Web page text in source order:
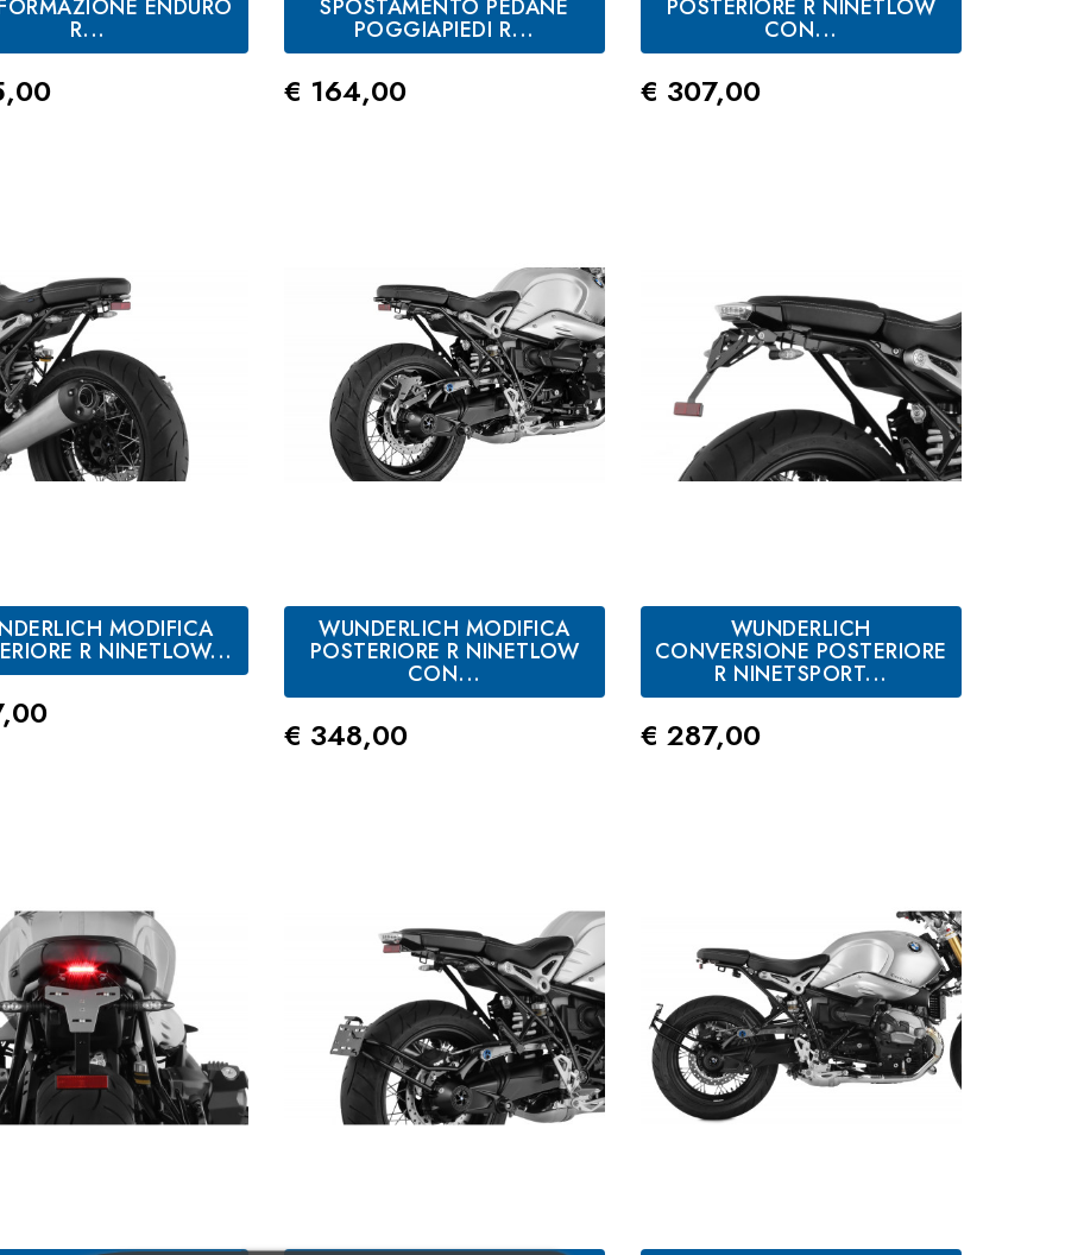
ENDURO
R...
SPOSTAMENTO PEDANE
POGGIAPIEDI R...
Prezzo
€ 164,00
POSTERIORE R NINETLOW
CON...
Prezzo
€ 307,00
MODIFICA
R NINETLOW...
WUNDERLICH MODIFICA
POSTERIORE R NINETLOW
CON...
Prezzo
€ 348,00
WUNDERLICH
CONVERSIONE POSTERIORE
R NINETSPORT...
Prezzo
€ 287,00